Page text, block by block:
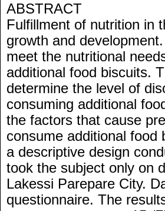
ABSTRACT
Fulfillment of nutrition in
growth and
meet the nutritional
additional food biscuits.
determine the level of
consuming additional
the factors that cause
consume additional food
a descriptive design
took the subject only on
Lakessi Parepare City.
questionnaire. The